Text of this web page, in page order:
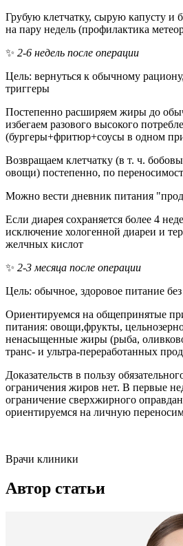
Грубую клетчатку, сырую капусту и
на пару недель (профилактика
✨ 2-6 недель после операции
Цель: вернуться к обычному
триггеры
Постепенно расширяем жиры до
избегаем разового высокого
(бургеры+фритюр+соусы в одном
Возвращаем клетчатку (в т. ч.
овощи) постепенно, по
Можно вести дневник питания
Если диарея сохраняется более 4
исключение хологенной диареи и
желчных кислот
✨ 2-3 месяца после операции
Цель: обычное, здоровое питание
Ориентируемся на общепринятые
питания: овощи,фрукты,
ненасыщенные жиры (рыба,
транс- и ультра-переработанных
Доказательств в пользу
ограничения жиров нет. В первые
ограничение сверхжирного
ориентируемся на личную
Врачи клиники
Автор статьи